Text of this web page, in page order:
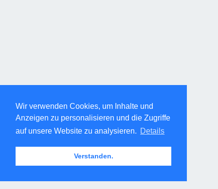
Wir verwenden Cookies, um Inhalte und
Anzeigen zu personalisieren und die Zugriffe
auf unsere Website zu analysieren. Details
Verstanden.